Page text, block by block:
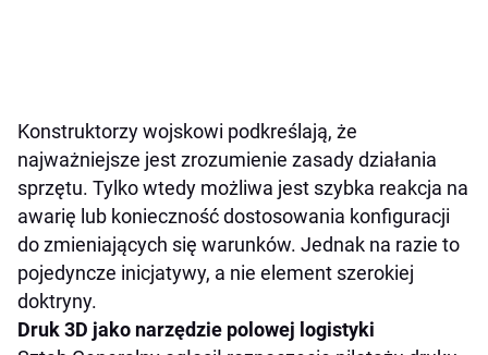
Konstruktorzy wojskowi podkreślają, że
najważniejsze jest zrozumienie zasady działania
sprzętu. Tylko wtedy możliwa jest szybka reakcja na
awarię lub konieczność dostosowania konfiguracji
do zmieniających się warunków. Jednak na razie to
pojedyncze inicjatywy, a nie element szerokiej
doktryny.
Druk 3D jako narzędzie polowej logistyki